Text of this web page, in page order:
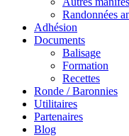
Randonnées
Adhésion
Documents
Balisage
Formation
Recettes
Ronde / Baronnies
Utilitaires
Partenaires
Blog